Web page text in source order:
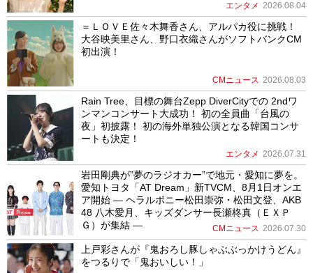
エンタメ 2026.08.04
＝ＬＯＶＥ佐々木舞香さん、アルパカ役に挑戦！
大谷映美里さん、野口衣織さんがソフトバンクCM
初出演！
CMニュース 2026.08.03
Rain Tree、目標の舞台Zepp DiverCityでの 2ndワ
ンマンコンサート大成功！ 初の全員曲「台風の
夜」初披露！ 初の海外単独公演となる韓国コンサ
ートも決定！
エンタメ 2026.07.31
岩田剛典が”夢のラジオカー”で地元・愛知に夢を。
愛知トヨタ「AT Dream」新TVCM、8月1日オンエ
ア開始 ― ヘラルボニー松田崇弥・松田文登、AKB
48 八木愛月、キッズダンサー長瀬柊真（ＥＸＰ
Ｇ）が集結 ―
CMニュース 2026.07.30
上戸彩さんが『鬼おろし豚しゃぶぶっかけうどん』
をつるりで「鬼おいしい！」